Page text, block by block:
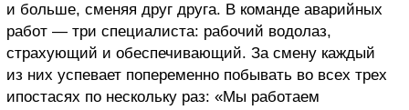
и больше, сменяя друг друга. В команде аварийных
работ — три специалиста: рабочий водолаз,
страхующий и обеспечивающий. За смену каждый
из них успевает попеременно побывать во всех трех
ипостасях по нескольку раз: «Мы работаем